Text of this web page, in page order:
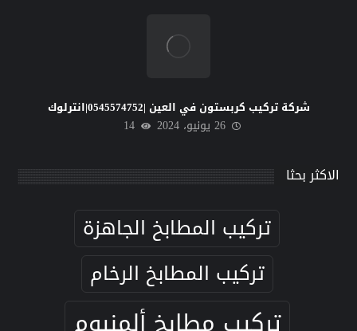
شركة تركيب كربستون في العين |0545574752|انترلوك
26 يونيو، 2024 14
الاكثر بحثا
تركيب المطابخ الجاهزة
تركيب المطابخ الرخام